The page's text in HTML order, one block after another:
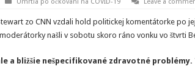
zo CNN vzdali hold politickej komentátorke po
našli v sobotu skoro ráno vonku vo štvrti
a bližšie nešpecifikované zdravotné